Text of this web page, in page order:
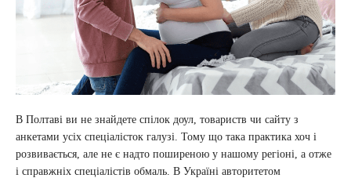
В Полтаві ви не знайдете спілок доул, товариств чи сайту з
анкетами усіх спеціалісток галузі. Тому що така практика хоч і
розвивається, але не є надто поширеною у нашому регіоні, а отже
і справжніх спеціалістів обмаль. В Україні авторитетом